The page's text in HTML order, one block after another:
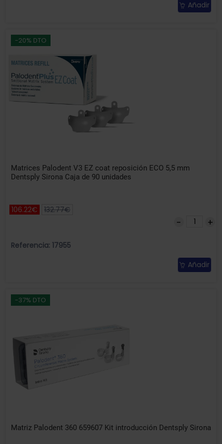
Añadir
-20% DTO
Matrices Palodent V3 EZ coat reposición ECO 5,5 mm
Dentsply Sirona Caja de 90 unidades
106.22€ 132.77€
Referencia: 17955
Añadir
-37% DTO
Matriz Palodent 360 659607 Kit introducción Dentsply Sirona